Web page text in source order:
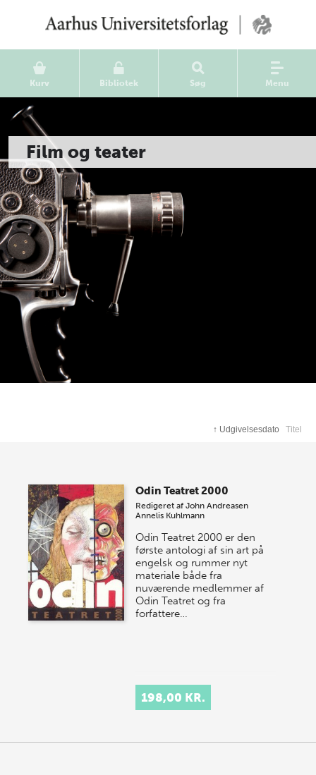
Kurv Bibliotek Søg Menu
Film og teater
↑ Udgivelsesdato Titel
Odin Teatret 2000
Redigeret afJohn Andreasen
Annelis Kuhlmann
Odin Teatret 2000 er den
første antologi af sin art på
engelsk og rummer nyt
materiale både fra
nuværende medlemmer af
Odin Teatret og fra
forfattere…
198,00 KR.